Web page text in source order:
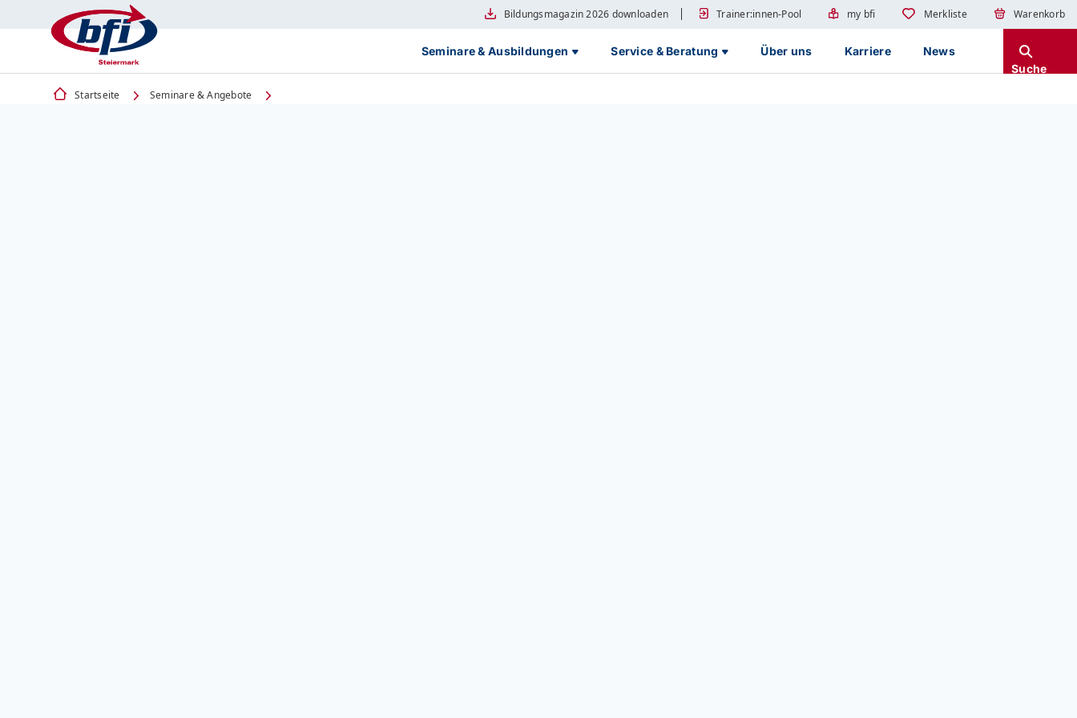
Bildungsmagazin 2026 downloaden Trainer:innen-Pool my bfi Merkliste Warenkorb
Seminare & Ausbildungen Service & Beratung Über uns Karriere
News
Suche
Startseite Seminare & Angebote